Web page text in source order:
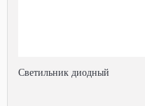
Светильник диодный